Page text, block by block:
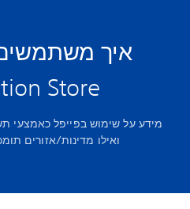
איך
Store
ואילו מדינות/אזורים